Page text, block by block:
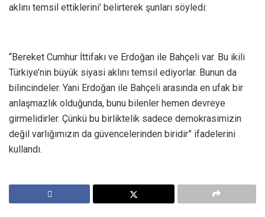
aklını temsil ettiklerini’ belirterek şunları söyledi:
“Bereket Cumhur İttifakı ve Erdoğan ile Bahçeli var. Bu ikili
Türkiye’nin büyük siyasi aklını temsil ediyorlar. Bunun da
bilincindeler. Yani Erdoğan ile Bahçeli arasında en ufak bir
anlaşmazlık olduğunda, bunu bilenler hemen devreye
girmelidirler. Çünkü bu birliktelik sadece demokrasimizin
değil varlığımızın da güvencelerinden biridir” ifadelerini
kullandı.